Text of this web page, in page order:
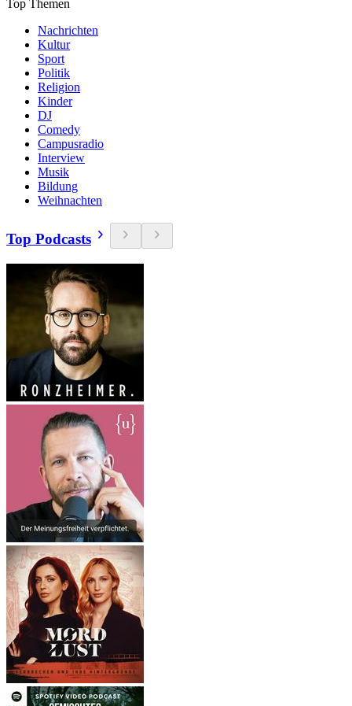
Top Themen
Nachrichten
Kultur
Sport
Politik
Religion
Kinder
DJ
Comedy
Campusradio
Interview
Musik
Bildung
Weihnachten
Top Podcasts